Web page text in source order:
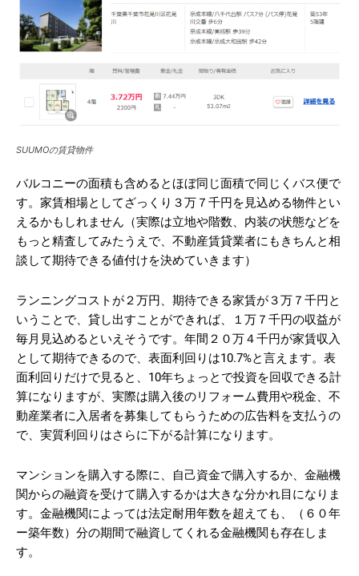
SUUMOの賃貸物件
バルコニーの面積も含めるとほぼ同じ面積で同じくバス便で
す。家賃相場としてざっくり３万７千円を見込める物件とい
えるかもしれません（実際は立地や階数、内装の状態などを
もっと精査してみたうえで、不動産賃貸業者にもきちんと相
談して期待できる値付けを決めていきます）
ランニングコストが２万円、期待できる家賃が３万７千円と
いうことで、貸し出すことができれば、１万７千円の収益が
毎月見込めるといえそうです。年間２０万４千円が家賃収入
として期待できるので、表面利回りは10.7%と言えます。表
面利回りだけで見ると、10年ちょっとで投資を回収できる計
算になりますが、実際は購入後のリフォーム費用や税金、不
動産業者に入居者を募集してもらうための広告料を支払うの
で、実質利回りはさらに下がる計算になります。
マンションを購入する際に、自己資金で購入するか、金融機
関からの融資を受けて購入するかは大きな分かれ目になりま
す。金融機関によっては法定耐用年数を超えても、（６０年
ー築年数）分の期間で融資してくれる金融機関も存在しま
す。